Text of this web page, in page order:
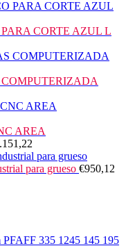
CORTE AZUL L
AREA
para grueso €950,12